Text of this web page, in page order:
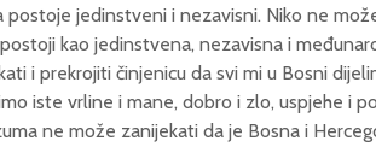
postoje jedinstveni i nezavisni. Niko ne
kao jedinstvena, nezavisna i
i prekrojiti činjenicu da svi mi u Bosni
iste vrline i mane, dobro i zlo, uspjehe i
ne može zanijekati da je Bosna i